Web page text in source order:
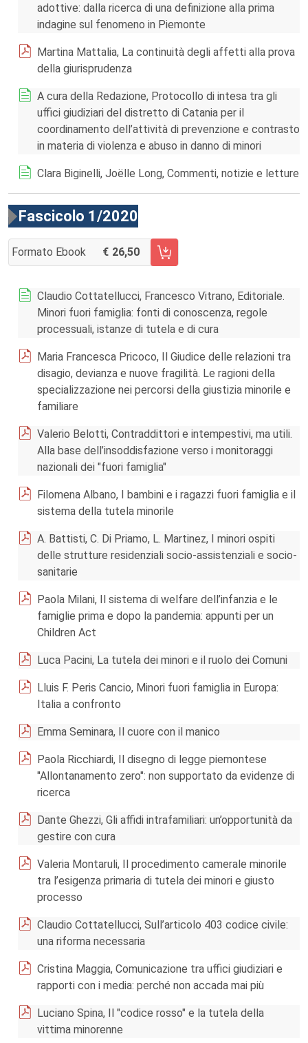
adottive: dalla ricerca di una definizione alla prima
indagine sul fenomeno in Piemonte
Martina Mattalia, La continuità degli affetti alla prova
della giurisprudenza
A cura della Redazione, Protocollo di intesa tra gli
uffici giudiziari del distretto di Catania per il
coordinamento dell’attività di prevenzione e contrasto
in materia di violenza e abuso in danno di minori
Clara Biginelli, Joëlle Long, Commenti, notizie e letture
Fascicolo 1/2020
Formato Ebook 26,50
AGGIUNGI AL CARRELLO FASCICOLO 1/2020
Claudio Cottatellucci, Francesco Vitrano, Editoriale.
Minori fuori famiglia: fonti di conoscenza, regole
processuali, istanze di tutela e di cura
Maria Francesca Pricoco, Il Giudice delle relazioni tra
disagio, devianza e nuove fragilità. Le ragioni della
specializzazione nei percorsi della giustizia minorile e
familiare
Valerio Belotti, Contraddittori e intempestivi, ma utili.
Alla base dell’insoddisfazione verso i monitoraggi
nazionali dei "fuori famiglia"
Filomena Albano, I bambini e i ragazzi fuori famiglia e il
sistema della tutela minorile
A. Battisti, C. Di Priamo, L. Martinez, I minori ospiti
delle strutture residenziali socio-assistenziali e socio-
sanitarie
Paola Milani, Il sistema di welfare dell’infanzia e le
famiglie prima e dopo la pandemia: appunti per un
Children Act
Luca Pacini, La tutela dei minori e il ruolo dei Comuni
Lluis F. Peris Cancio, Minori fuori famiglia in Europa:
Italia a confronto
Emma Seminara, Il cuore con il manico
Paola Ricchiardi, Il disegno di legge piemontese
"Allontanamento zero": non supportato da evidenze di
ricerca
Dante Ghezzi, Gli affidi intrafamiliari: un’opportunità da
gestire con cura
Valeria Montaruli, Il procedimento camerale minorile
tra l’esigenza primaria di tutela dei minori e giusto
processo
Claudio Cottatellucci, Sull’articolo 403 codice civile:
una riforma necessaria
Cristina Maggia, Comunicazione tra uffici giudiziari e
rapporti con i media: perché non accada mai più
Luciano Spina, Il "codice rosso" e la tutela della
vittima minorenne